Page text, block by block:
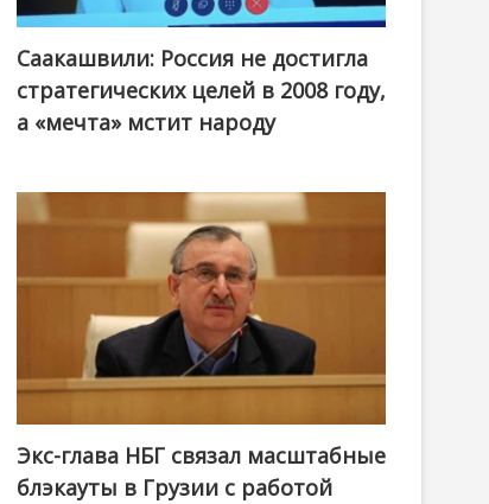
Саакашвили: Россия не достигла
стратегических целей в 2008 году,
а «мечта» мстит народу
Экс-глава НБГ связал масштабные
блэкауты в Грузии с работой